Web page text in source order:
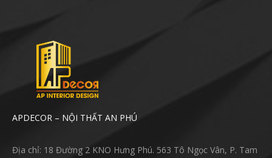
APDECOR – NỘI THẤT AN PHÚ
Địa chỉ: 18 Đường 2 KNO Hưng Phú. 563 Tô Ngọc Vân, P. Tam